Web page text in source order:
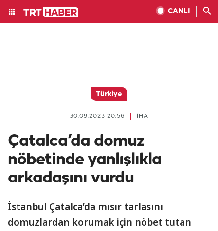
CANLI
Türkiye
İHA
30.09.2023 20:56
Çatalca’da domuz
nöbetinde yanlışlıkla
arkadaşını vurdu
İstanbul Çatalca’da mısır tarlasını
domuzlardan korumak için nöbet tutan